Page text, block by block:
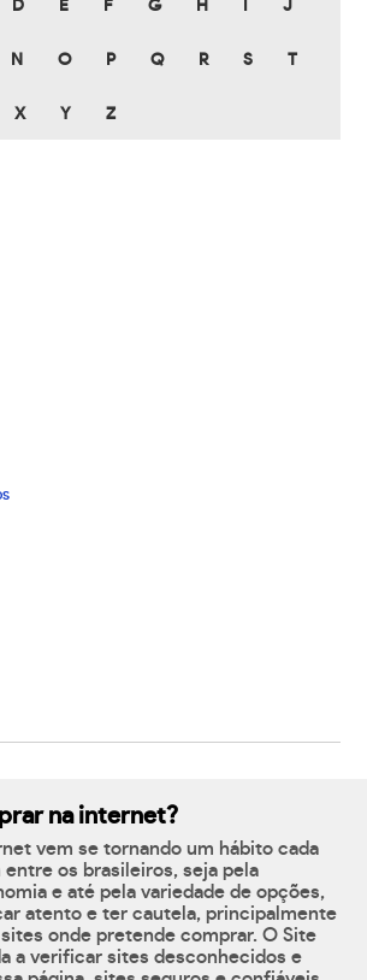
D E F G H J
N O P Q R S T
X Y Z
na internet?
vem se tornando um hábito cada
os brasileiros, seja pela
e até pela variedade de opções,
atento e ter cautela, principalmente
onde pretende comprar. O Site
a verificar sites desconhecidos e